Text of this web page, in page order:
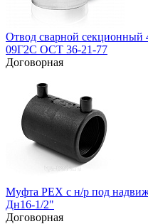
Отвод сварной секционный
09Г2С ОСТ 36-21-77
Договорная
Муфта PEX c н/р под
Дн16-1/2"
Договорная